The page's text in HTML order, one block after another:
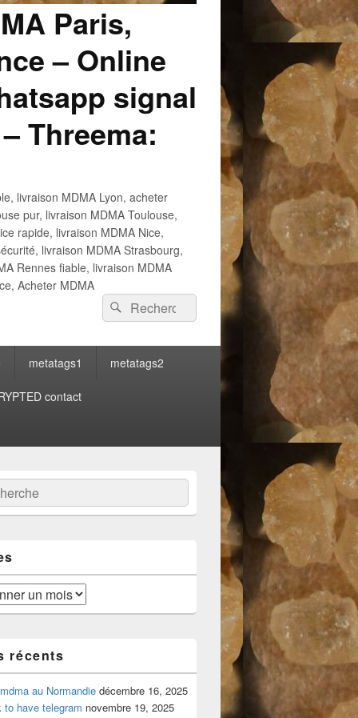
Paris,
– Online
signal
Threema:
livraison MDMA Lyon, acheter
pur, livraison MDMA Toulouse,
rapide, livraison MDMA Nice,
livraison MDMA Strasbourg,
Rennes fiable, livraison MDMA
Acheter MDMA
Recherche :
Rechercher
metatags1 metatags2
contact
récents
au Normandie décembre 16, 2025
to have telegram novembre 19, 2025